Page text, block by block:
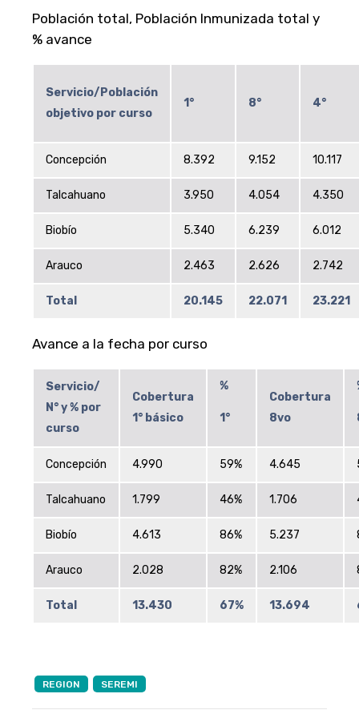
Población total, Población Inmunizada total y
% avance
Servicio/Población
objetivo por curso
1° 8° 4°
Concepción 8.392 9.152 10.117
Talcahuano 3.950 4.054 4.350
Biobío 5.340 6.239 6.012
Arauco 2.463 2.626 2.742
Total 20.145 22.071 23.221
Avance a la fecha por curso
Servicio/
N° y % por
curso
Cobertura
1° básico
%
1°
Cobertura
8vo
Concepción 4.990 59% 4.645
Talcahuano 1.799 46% 1.706
Biobío 4.613 86% 5.237
Arauco 2.028 82% 2.106
Total 13.430 67% 13.694
REGION SEREMI